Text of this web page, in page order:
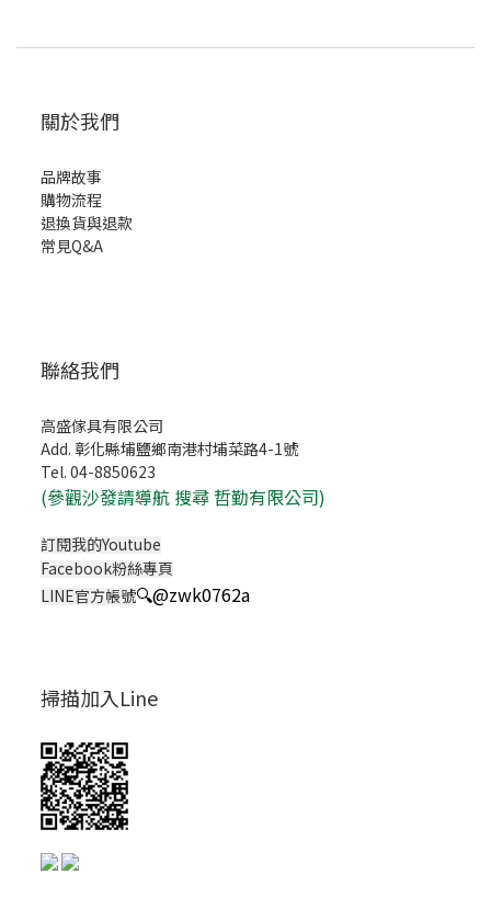
關於我們
品牌故事
購物流程
退換貨與退款
常見Q&A
聯絡我們
高盛傢具有限公司
Add. 彰化縣埔鹽鄉南港村埔菜路4-1號
Tel. 04-8850623
(參觀沙發請導航 搜尋 哲勤有限公司)
訂閱我的Youtube
Facebook粉絲專頁
LINE官方帳號🔍@zwk0762a
掃描加入Line